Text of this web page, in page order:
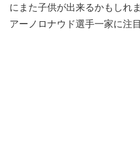
にまた子供が出来るかもしれ
アーノロナウド選手一家に注目